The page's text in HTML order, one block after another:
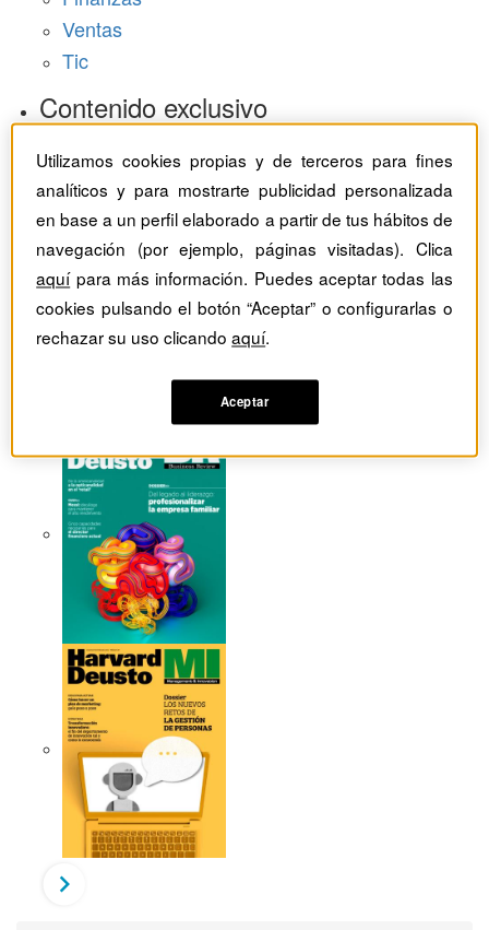
Ventas
Tic
Contenido exclusivo
The Bold Choice selección exclusiva
Top Employers selección exclusiva
Hemeroteca
Monográficos
Dossieres
Revistas del mes
Utilizamos cookies propias y de terceros para fines
analíticos y para mostrarte publicidad personalizada
en base a un perfil elaborado a partir de tus hábitos de
navegación (por ejemplo, páginas visitadas). Clica
aquípara más información. Puedes aceptar todas las
cookies pulsando el botón “Aceptar” o configurarlas o
rechazar su uso clicandoaquí.
Aceptar